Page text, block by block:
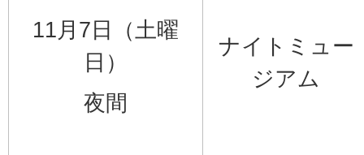
11月7日（土曜
日）
夜間
ナイトミュー
ジアム